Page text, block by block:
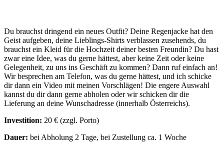
Du brauchst dringend ein neues Outfit? Deine Regenjacke hat den
Geist aufgeben, deine Lieblings-Shirts verblassen zusehends, du
brauchst ein Kleid für die Hochzeit deiner besten Freundin? Du hast
zwar eine Idee, was du gerne hättest, aber keine Zeit oder keine
Gelegenheit, zu uns ins Geschäft zu kommen? Dann ruf einfach an!
Wir besprechen am Telefon, was du gerne hättest, und ich schicke
dir dann ein Video mit meinen Vorschlägen! Die engere Auswahl
kannst du dir dann gerne abholen oder wir schicken dir die
Lieferung an deine Wunschadresse (innerhalb Österreichs).
Investition: 20 € (zzgl. Porto)
Dauer: bei Abholung 2 Tage, bei Zustellung ca. 1 Woche